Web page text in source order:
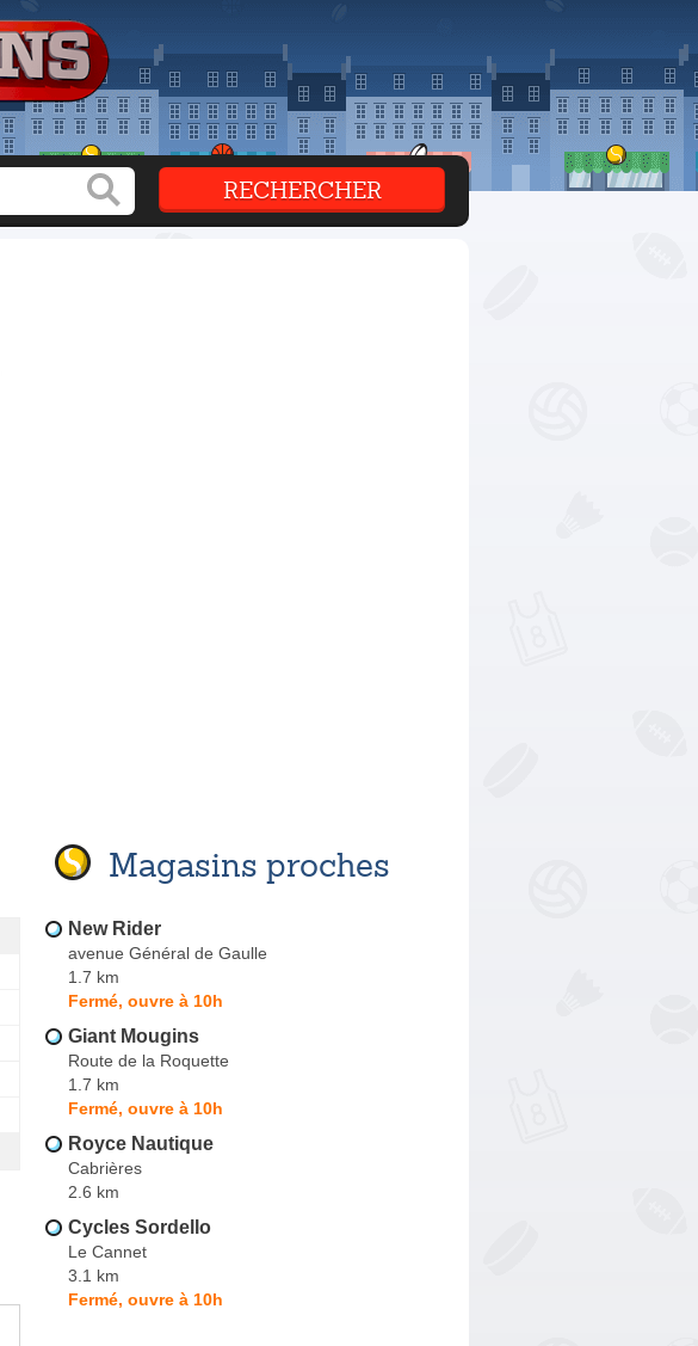
Magasins proches
New Rider
avenue Général de Gaulle
1.7 km
Fermé, ouvre à 10h
Giant Mougins
Route de la Roquette
1.7 km
Fermé, ouvre à 10h
Royce Nautique
Cabrières
2.6 km
Cycles Sordello
Le Cannet
3.1 km
Fermé, ouvre à 10h